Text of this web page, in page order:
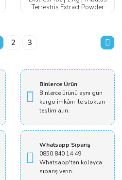
Terrestris Extract Powder
2 3
Binlerce Ürün
Binlerce ürünü aynı gün
kargo imkânı ile stoktan
teslim alın.
Whatsapp Sipariş
0850 840 14 49
Whatsapp'tan kolayca
sipariş verin.